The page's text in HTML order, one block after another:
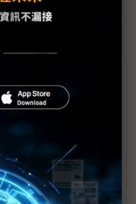
應用擴大藍海商機
製程有效解方
提供者